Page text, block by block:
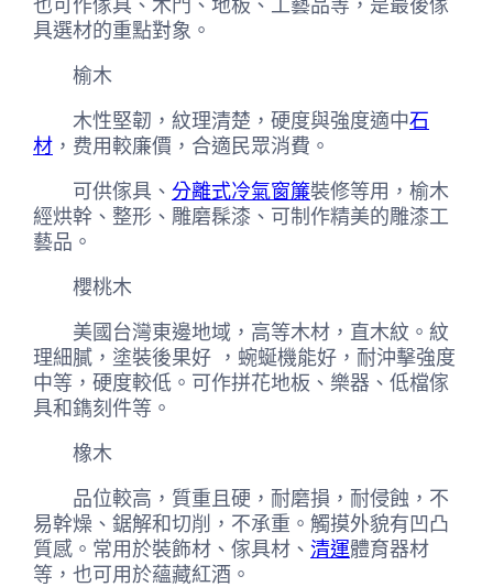
具選材的重點對象。
榆木
木性堅韌，紋理清楚，硬度與強度適中石
材 ，费用較廉價，合適民眾消費。
可供傢具、 分離式冷氣窗簾裝修等用，榆木
經烘幹、整形、雕磨髹漆、可制作精美的雕漆工
藝品。
櫻桃木
美國台灣東邊地域，高等木材，直木紋。紋
理細膩，塗裝後果好 ，蜿蜒機能好，耐沖擊強度
中等，硬度較低。可作拼花地板、樂器、低檔傢
具和鐫刻件等。
橡木
品位較高，質重且硬，耐磨損，耐侵蝕，不
易幹燥、鋸解和切削，不承重。觸摸外貌有凹凸
質感。常用於裝飾材、傢具材、 清運體育器材
等，也可用於蘊藏紅酒。